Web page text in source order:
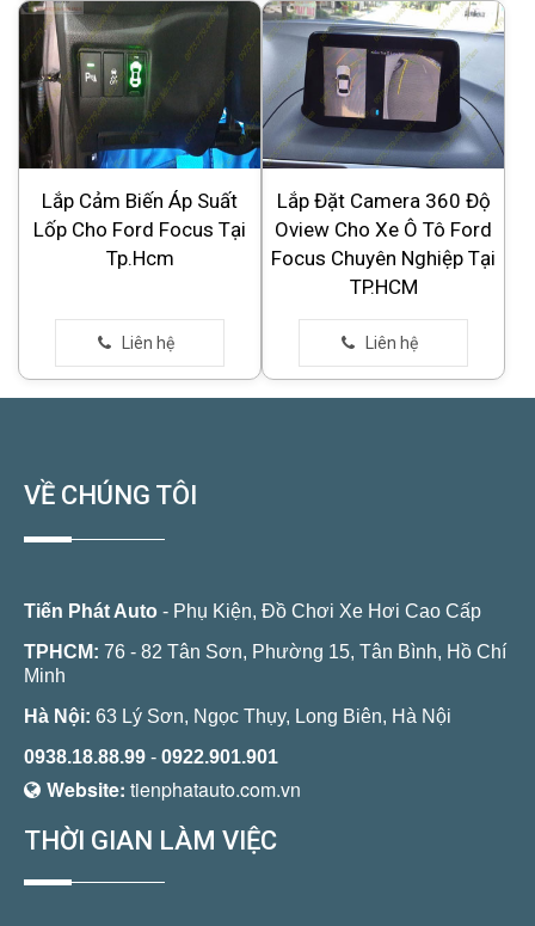
Lắp Cảm Biến Áp Suất
Lốp Cho Ford Focus Tại
Tp.Hcm
Lắp Đặt Camera 360 Độ
Oview Cho Xe Ô Tô Ford
Focus Chuyên Nghiệp Tại
TP.HCM
VỀ CHÚNG TÔI
Tiến Phát Auto - Phụ Kiện, Đồ Chơi Xe Hơi Cao Cấp
TPHCM: 76 - 82 Tân Sơn, Phường 15, Tân Bình, Hồ Chí
Minh
Hà Nội: 63 Lý Sơn, Ngọc Thụy, Long Biên, Hà Nội
0938.18.88.99 - 0922.901.901
Website: tienphatauto.com.vn
THỜI GIAN LÀM VIỆC